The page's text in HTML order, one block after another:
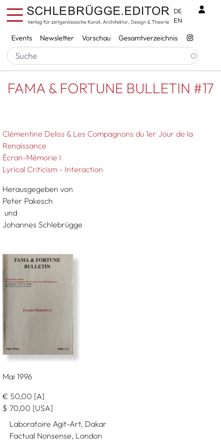
Direkt zum Inhalt
Services
Events Newsletter Vorschau Gesamtverzeichnis
DE
EN
Pfadnavigation
Startseite FAMA & FORTUNE BULLETIN #17
FAMA & FORTUNE BULLETIN #17
Clémentine Deliss & Les Compagnons du 1er Jour de la
Renaissance
Écran-Mémorie I
Lyrical Criticism - Interaction
Herausgegeben von
Peter Pakesch
und
Johannes Schlebrügge
Mai 1996
€ 50,00 [A]
$ 70,00 [USA]
Laboratoire Agit-Art, Dakar
Factual Nonsense, London